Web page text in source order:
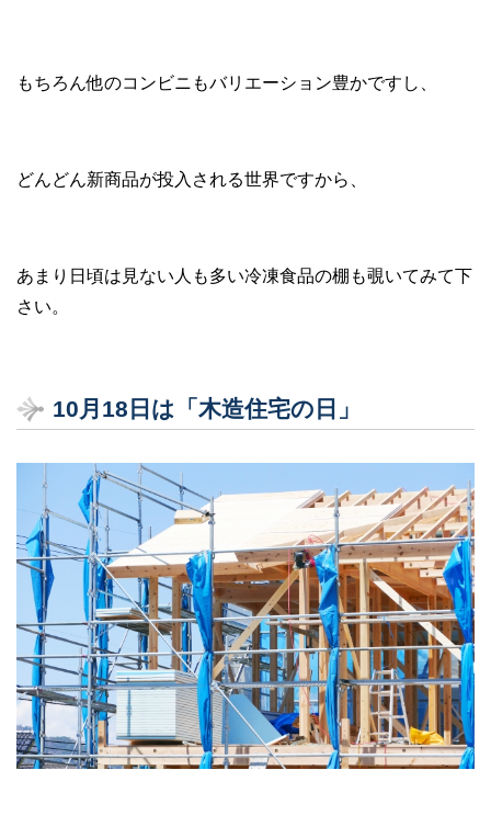
もちろん他のコンビニもバリエーション豊かですし、
どんどん新商品が投入される世界ですから、
あまり日頃は見ない人も多い冷凍食品の棚も覗いてみて下
さい。
10月18日は「木造住宅の日」